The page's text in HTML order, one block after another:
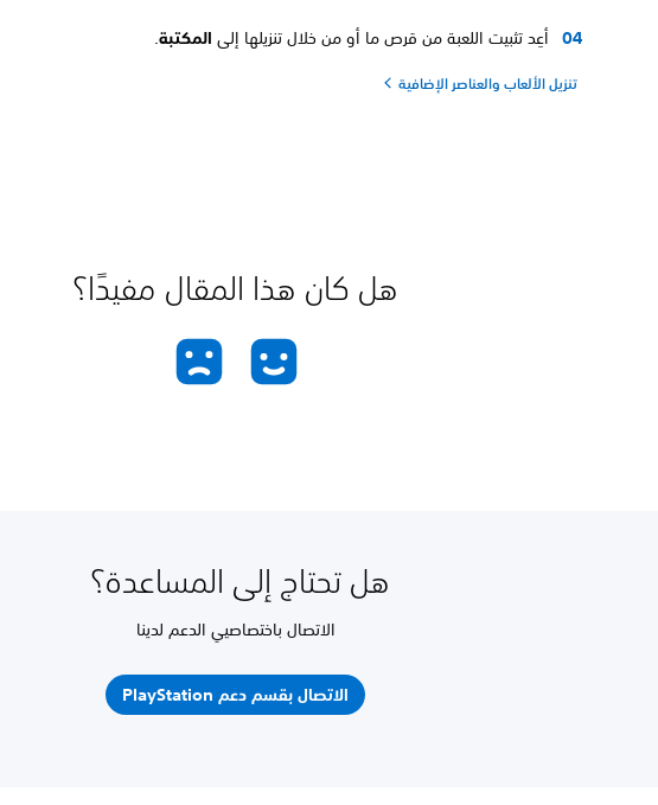
أعِد تثبيت اللعبة من قرص ما أو من خلال تنزيلها إلى المكتبة.
تنزيل الألعاب والعناصر الإضافية
هل كان هذا المقال مفيدًا؟
هل تحتاج إلى المساعدة؟
الاتصال باختصاصيي الدعم لدينا
الاتصال بقسم دعم PlayStation